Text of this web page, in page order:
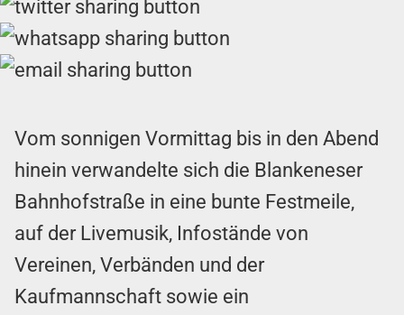
Vom sonnigen Vormittag bis in den Abend
hinein verwandelte sich die Blankeneser
Bahnhofstraße in eine bunte Festmeile,
auf der Livemusik, Infostände von
Vereinen, Verbänden und der
Kaufmannschaft sowie ein